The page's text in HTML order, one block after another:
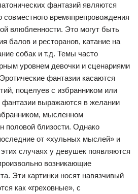
фантазий являются
совместного времяпрепровождения
влюбленности. Это могут быть
балов и ресторанов, катание на
собак и т.д. Темы часто
уровнем девочки и сценариями
фантазии касаются
поцелуев с избранником или
выражаются в желании
мысленном
половой близости. Однако
от «хульных мыслей» и
случаях у девушек появляются
возникающие
Эти картинки носят навязчивый
как «греховные», с